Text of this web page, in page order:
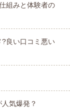
組みと体験者の
良い口コミ悪い
気爆発？